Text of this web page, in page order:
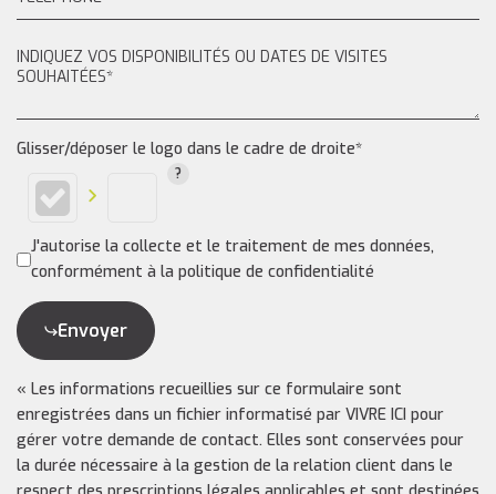
Glisser/déposer le logo dans le cadre de droite*
J'autorise la collecte et le traitement de mes données,
conformément à la politique de confidentialité
Envoyer
« Les informations recueillies sur ce formulaire sont
enregistrées dans un fichier informatisé par VIVRE ICI pour
gérer votre demande de contact. Elles sont conservées pour
la durée nécessaire à la gestion de la relation client dans le